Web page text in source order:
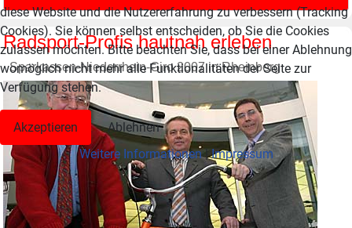
Radsport-Profis hautnah erleben
Sparkassen-Niederrhein-Giro 2007 in Rheinberg
diese Website und die Nutzererfahrung zu verbessern (Tracking
Cookies). Sie können selbst entscheiden, ob Sie die Cookies
zulassen möchten. Bitte beachten Sie, dass bei einer Ablehnung
womöglich nicht mehr alle Funktionalitäten der Seite zur
Verfügung stehen.
Akzeptieren
Ablehnen
Weitere Informationen|Impressum